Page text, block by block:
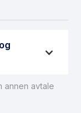
ordnes før
annen avtale